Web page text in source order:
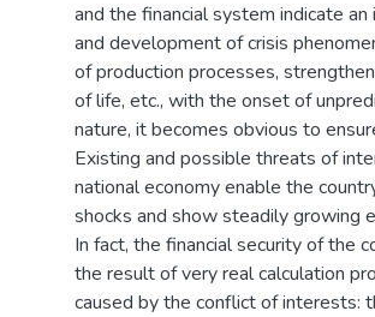
and the financial system indicate
and development of crisis
of production processes,
of life, etc., with the onset of
nature, it becomes obvious to
Existing and possible threats of
national economy enable the
shocks and show steadily growing
In fact, the financial security of the
the result of very real calculation
caused by the conflict of interests: